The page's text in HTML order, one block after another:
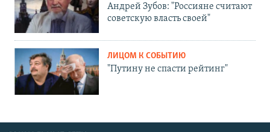
Андрей Зубов: "Россияне считают
советскую власть своей"
ЛИЦОМ К СОБЫТИЮ
"Путину не спасти рейтинг"